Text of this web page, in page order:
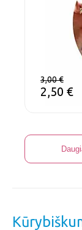
3,00€
2,50 €